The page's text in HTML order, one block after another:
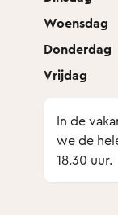
Woensdag
Donderdag
Vrijdag
In de
we de
18.30 uur.